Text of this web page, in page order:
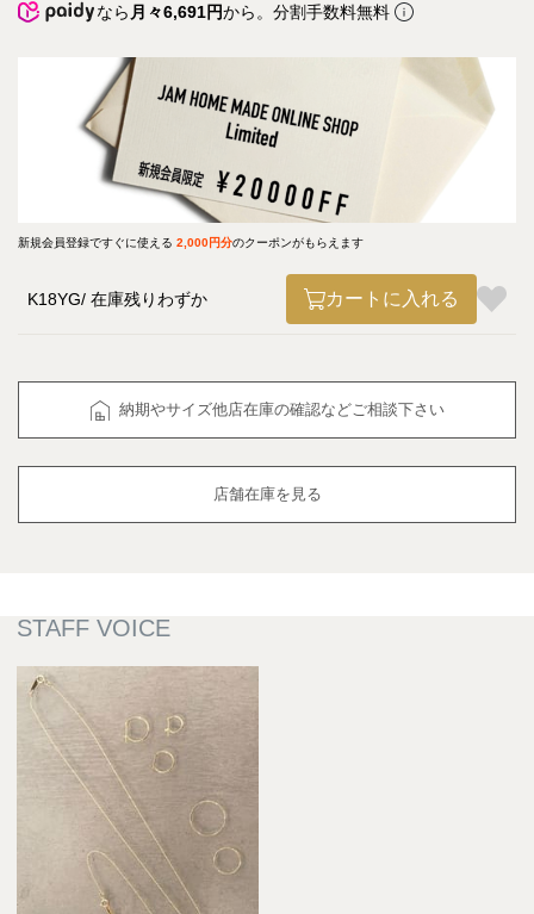
なら 月々6,691円から。分割手数料無料
新規会員登録ですぐに使える 2,000円分のクーポンがもらえます
K18YG 在庫残りわずか カートに入れる
納期やサイズ他店在庫の確認などご相談下さい
店舗在庫を見る